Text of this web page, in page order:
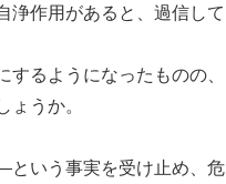
浄作用があると、過信して
るようになったものの、
うか。
いう事実を受け止め、危